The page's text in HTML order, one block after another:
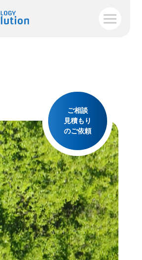
ご相談
見積もり
のご依頼